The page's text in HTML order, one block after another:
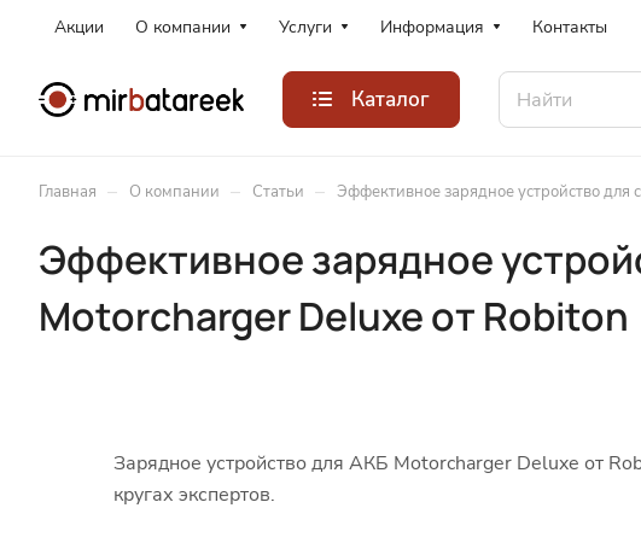
Акции О компании Услуги Информация Контакты
Каталог
Главная – О компании – Статьи – Эффективное зарядное устройство для
Эффективное зарядное
Motorcharger Deluxe от Robiton
Зарядное устройство для АКБ Motorcharger Deluxe от
кругах экспертов.